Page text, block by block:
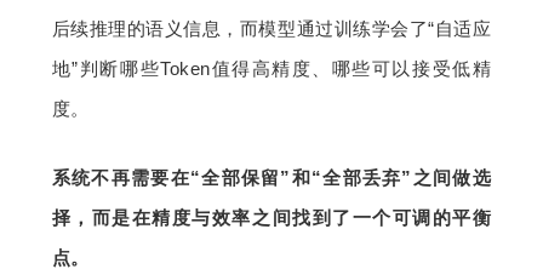
后续推理的语义信息，而模型通过训练学会了“自适应
地”判断哪些Token值得高精度、哪些可以接受低精
度。
系统不再需要在“全部保留”和“全部丢弃”之间做选
择，而是在精度与效率之间找到了一个可调的平衡
点。